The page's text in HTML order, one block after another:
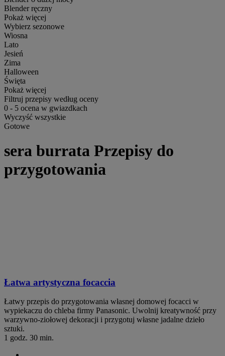
Blender ręczny
Pokaż więcej
Wybierz sezonowe
Wiosna
Lato
Jesień
Zima
Halloween
Święta
Pokaż więcej
Filtruj przepisy według oceny
0 - 5 ocena w gwiazdkach
Wyczyść wszystkie
Gotowe
sera burrata Przepisy do
przygotowania
Łatwa artystyczna focaccia
Łatwy przepis do przygotowania własnej domowej focacci w
wypiekaczu do chleba firmy Panasonic. Uwolnij kreatywność przy
warzywno-ziołowej dekoracji i przygotuj własne jadalne dzieło
sztuki.
1 godz. 30 min.